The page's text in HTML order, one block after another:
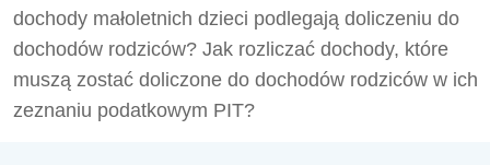
dochody małoletnich dzieci podlegają doliczeniu do
dochodów rodziców? Jak rozliczać dochody, które
muszą zostać doliczone do dochodów rodziców w ich
zeznaniu podatkowym PIT?